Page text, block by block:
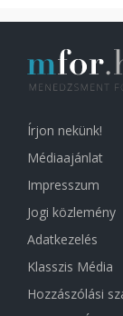
Írjon nekünk!
Médiaajánlat
Impresszum
Jogi közlemény
Adatkezelés
Klasszis Média
Hozzászólási